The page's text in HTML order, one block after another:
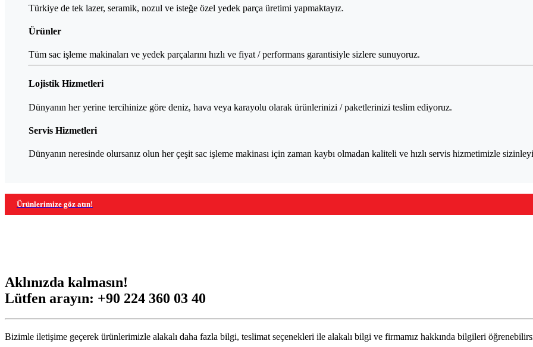
Türkiye de tek lazer, seramik, nozul ve isteğe özel yedek parça üretimi yapmaktayız.
Ürünler
Tüm sac işleme makinaları ve yedek parçalarını hızlı ve fiyat / performans garantisiyle sizlere sunuyoruz.
Lojistik Hizmetleri
Dünyanın her yerine tercihinize göre deniz, hava veya karayolu olarak ürünlerinizi / paketlerinizi teslim ediyoruz.
Servis Hizmetleri
Dünyanın neresinde olursanız olun her çeşit sac işleme makinası için zaman kaybı olmadan kaliteli ve hızlı servis hizmetimizle
Ürünlerimize göz atın!
Aklınızda kalmasın!
Lütfen arayın: +90 224 360 03 40
Bizimle iletişime geçerek ürünlerimizle alakalı daha fazla bilgi, teslimat seçenekleri ile alakalı bilgi ve firmamız hakkında bilgileri